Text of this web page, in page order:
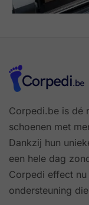
Corpedi.be is dé
schoenen met
Dankzij hun
een hele dag
Corpedi effect
ondersteuning